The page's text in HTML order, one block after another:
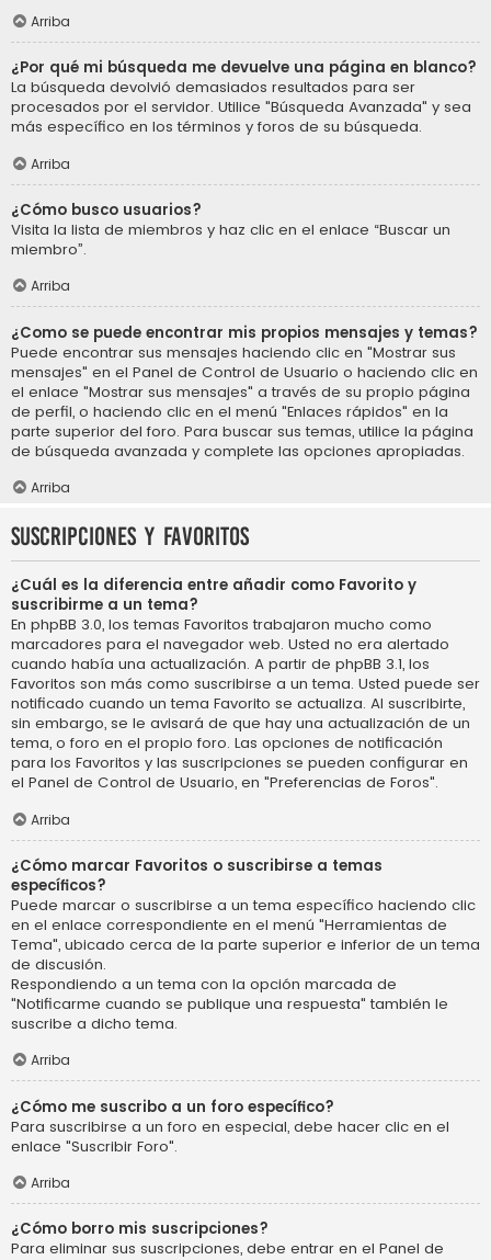
Arriba
¿Por qué mi búsqueda me devuelve una página en blanco?
La búsqueda devolvió demasiados resultados para ser
procesados por el servidor. Utilice "Búsqueda Avanzada" y sea
más específico en los términos y foros de su búsqueda.
Arriba
¿Cómo busco usuarios?
Visita la lista de miembros y haz clic en el enlace “Buscar un
miembro”.
Arriba
¿Como se puede encontrar mis propios mensajes y temas?
Puede encontrar sus mensajes haciendo clic en "Mostrar sus
mensajes" en el Panel de Control de Usuario o haciendo clic en
el enlace "Mostrar sus mensajes" a través de su propio página
de perfil, o haciendo clic en el menú "Enlaces rápidos" en la
parte superior del foro. Para buscar sus temas, utilice la página
de búsqueda avanzada y complete las opciones apropiadas.
Arriba
Suscripciones y Favoritos
¿Cuál es la diferencia entre añadir como Favorito y
suscribirme a un tema?
En phpBB 3.0, los temas Favoritos trabajaron mucho como
marcadores para el navegador web. Usted no era alertado
cuando había una actualización. A partir de phpBB 3.1, los
Favoritos son más como suscribirse a un tema. Usted puede ser
notificado cuando un tema Favorito se actualiza. Al suscribirte,
sin embargo, se le avisará de que hay una actualización de un
tema, o foro en el propio foro. Las opciones de notificación
para los Favoritos y las suscripciones se pueden configurar en
el Panel de Control de Usuario, en "Preferencias de Foros".
Arriba
¿Cómo marcar Favoritos o suscribirse a temas
específicos?
Puede marcar o suscribirse a un tema específico haciendo clic
en el enlace correspondiente en el menú "Herramientas de
Tema", ubicado cerca de la parte superior e inferior de un tema
de discusión.
Respondiendo a un tema con la opción marcada de
"Notificarme cuando se publique una respuesta" también le
suscribe a dicho tema.
Arriba
¿Cómo me suscribo a un foro específico?
Para suscribirse a un foro en especial, debe hacer clic en el
enlace "Suscribir Foro".
Arriba
¿Cómo borro mis suscripciones?
Para eliminar sus suscripciones, debe entrar en el Panel de